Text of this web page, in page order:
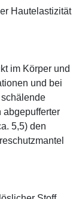
Hautelastizität
im Körper und
und bei
abgepufferter
5,5) den